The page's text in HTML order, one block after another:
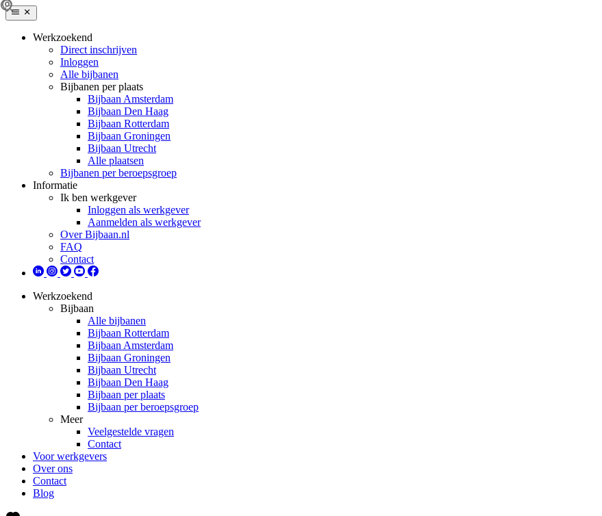
Werkzoekend
Direct inschrijven
Inloggen
Alle bijbanen
Bijbanen per plaats
Bijbaan Amsterdam
Bijbaan Den Haag
Bijbaan Rotterdam
Bijbaan Groningen
Bijbaan Utrecht
Alle plaatsen
Bijbanen per beroepsgroep
Informatie
Ik ben werkgever
Inloggen als werkgever
Aanmelden als werkgever
Over Bijbaan.nl
FAQ
Contact
Werkzoekend
Bijbaan
Alle bijbanen
Bijbaan Rotterdam
Bijbaan Amsterdam
Bijbaan Groningen
Bijbaan Utrecht
Bijbaan Den Haag
Bijbaan per plaats
Bijbaan per beroepsgroep
Meer
Veelgestelde vragen
Contact
Voor werkgevers
Over ons
Contact
Blog